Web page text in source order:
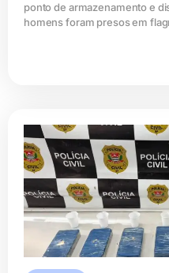
ponto de armazenamento e
homens foram presos em